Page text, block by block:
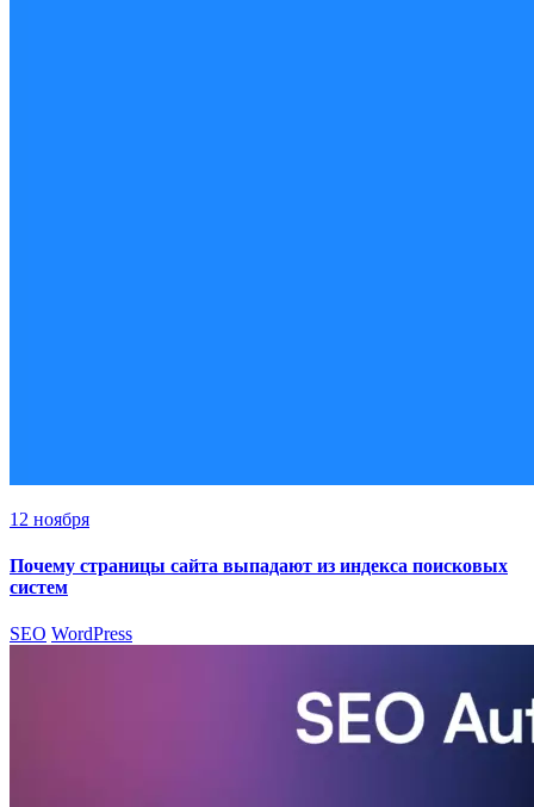
12 ноября
Почему страницы сайта выпадают из индекса поисковых
систем
SEO WordPress